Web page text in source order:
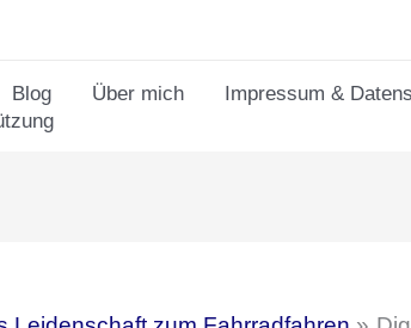
Blog Über mich
Impressum &